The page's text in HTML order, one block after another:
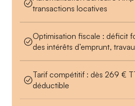
transactions locatives
Optimisation fiscale : déficit
des intérêts d’emprunt,
Tarif compétitif : dès 269 €
déductible